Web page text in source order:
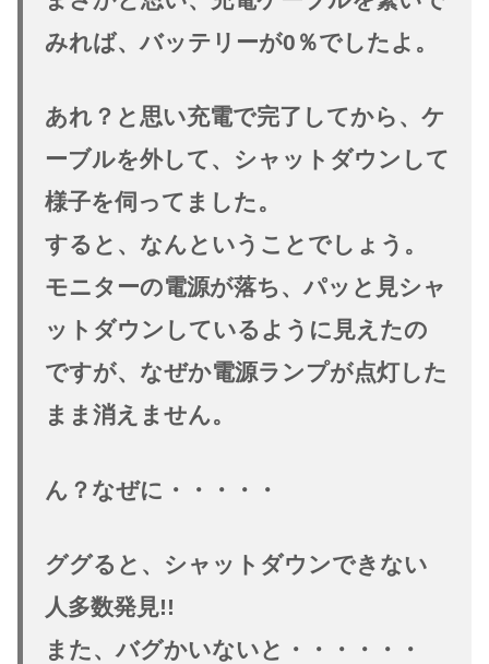
みれば、バッテリーが0％でしたよ。
あれ？と思い充電で完了してから、ケ
ーブルを外して、シャットダウンして
様子を伺ってました。
すると、なんということでしょう。
モニターの電源が落ち、パッと見シャ
ットダウンしているように見えたの
ですが、なぜか電源ランプが点灯した
まま消えません。
ん？なぜに・・・・・
ググると、シャットダウンできない
人多数発見!!
また、バグかいないと・・・・・・